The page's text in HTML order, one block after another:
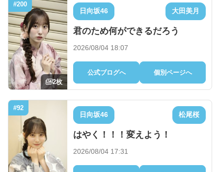
#200
2枚
日向坂46 大田美月
君のため何ができるだろう
2026/08/04 18:07
公式ブログへ 個別ページへ
#92
日向坂46 松尾桜
はやく！！！変えよう！
2026/08/04 17:31